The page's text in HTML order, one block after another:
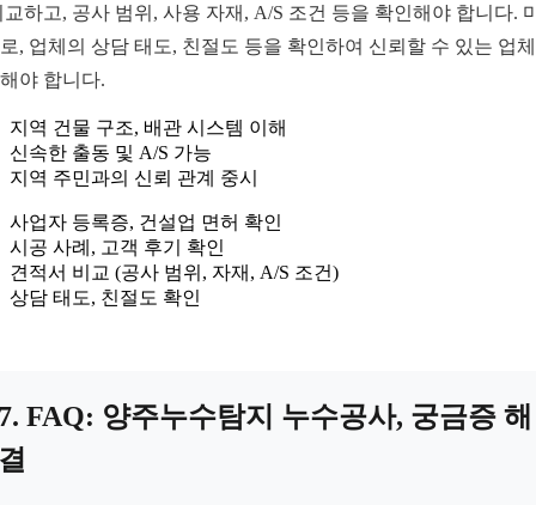
교하고, 공사 범위, 사용 자재, A/S 조건 등을 확인해야 합니다.
, 업체의 상담 태도, 친절도 등을 확인하여 신뢰할 수 있는 업
야 합니다.
지역 건물 구조, 배관 시스템 이해
신속한 출동 및 A/S 가능
지역 주민과의 신뢰 관계 중시
사업자 등록증, 건설업 면허 확인
시공 사례, 고객 후기 확인
견적서 비교 (공사 범위, 자재, A/S 조건)
상담 태도, 친절도 확인
FAQ: 양주누수탐지 누수공사, 궁금증 해